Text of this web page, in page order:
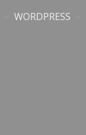
WORDPRESS